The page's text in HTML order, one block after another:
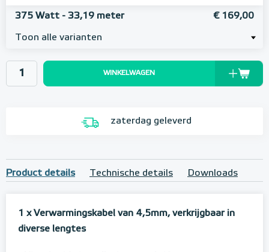
375 Watt - 33,19 meter € 169,00
Toon alle varianten
WINKELWAGEN
zaterdag geleverd
Product details Technische details Downloads
1 x Verwarmingskabel van 4,5mm, verkrijgbaar in
diverse lengtes